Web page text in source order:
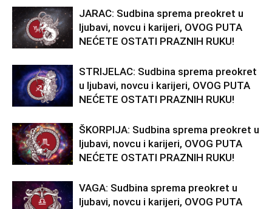
JARAC: Sudbina sprema preokret u
ljubavi, novcu i karijeri, OVOG PUTA
NEĆETE OSTATI PRAZNIH RUKU!
STRIJELAC: Sudbina sprema preokret
u ljubavi, novcu i karijeri, OVOG PUTA
NEĆETE OSTATI PRAZNIH RUKU!
ŠKORPIJA: Sudbina sprema preokret u
ljubavi, novcu i karijeri, OVOG PUTA
NEĆETE OSTATI PRAZNIH RUKU!
VAGA: Sudbina sprema preokret u
ljubavi, novcu i karijeri, OVOG PUTA